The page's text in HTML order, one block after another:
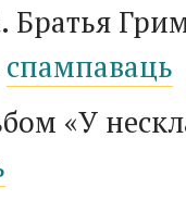
. Братья
спампаваць
«У